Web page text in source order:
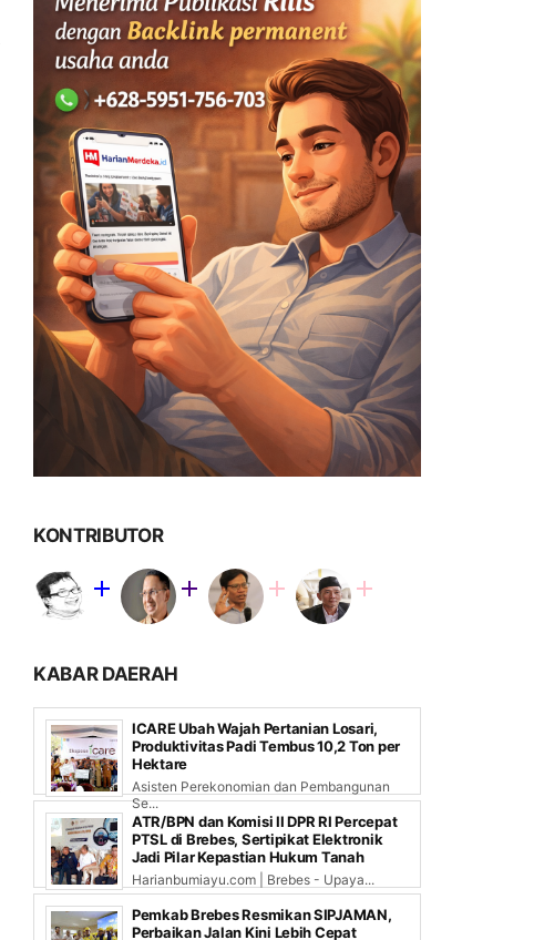
KONTRIBUTOR
KABAR DAERAH
ICARE Ubah Wajah Pertanian Losari,
Produktivitas Padi Tembus 10,2 Ton per
Hektare
Asisten Perekonomian dan Pembangunan
Se...
ATR/BPN dan Komisi II DPR RI Percepat
PTSL di Brebes, Sertipikat Elektronik
Jadi Pilar Kepastian Hukum Tanah
Harianbumiayu.com | Brebes - Upaya...
Pemkab Brebes Resmikan SIPJAMAN,
Perbaikan Jalan Kini Lebih Cepat